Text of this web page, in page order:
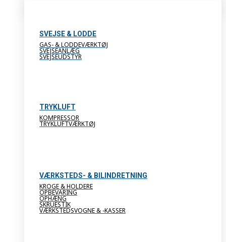
SVEJSE & LODDE
GAS- & LODDEVÆRKTØJ
SVEJSEANLÆG
SVEJSEUDSTYR
TRYKLUFT
KOMPRESSOR
TRYKLUFTVÆRKTØJ
VÆRKSTEDS- & BILINDRETNING
KROGE & HOLDERE
OPBEVARING
OPHÆNG
SKRUESTIK
VÆRKSTEDSVOGNE & -KASSER